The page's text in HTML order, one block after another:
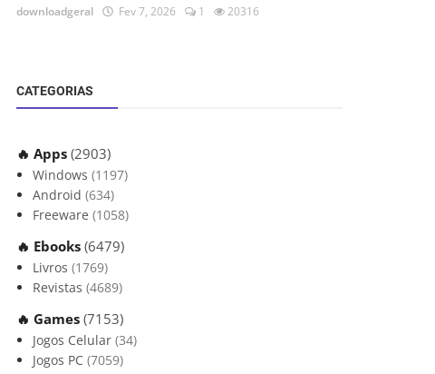
downloadgeral Fev 7, 2026 1 20316
CATEGORIAS
🔥 Apps (2903)
Windows (1197)
Android (634)
Freeware (1058)
🔥 Ebooks (6479)
Livros (1769)
Revistas (4689)
🔥 Games (7153)
Jogos Celular (34)
Jogos PC (7059)